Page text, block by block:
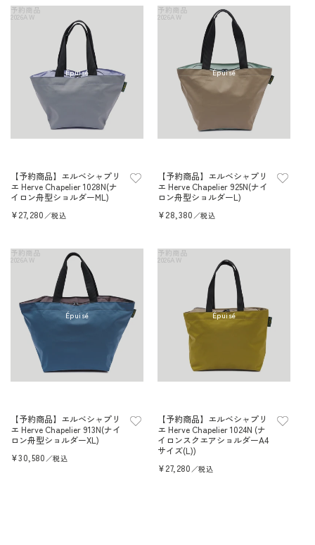
Épuisé
予約商品
2026AW
【予約商品】エルベシャプリ
エ Herve Chapelier 1028N(ナ
イロン舟型ショルダーML)
Prix
¥27,280 ／税込
Épuisé
予約商品
2026AW
【予約商品】エルベシャプリ
エ Herve Chapelier 925N(ナイ
ロン舟型ショルダーL)
Prix
¥28,380 ／税込
Épuisé
予約商品
2026AW
【予約商品】エルベシャプリ
エ Herve Chapelier 913N(ナイ
ロン舟型ショルダーXL)
Prix
¥30,580 ／税込
Épuisé
予約商品
2026AW
【予約商品】エルベシャプリ
エ Herve Chapelier 1024N (ナ
イロンスクエアショルダーA4
サイズ(L))
Prix
¥27,280 ／税込